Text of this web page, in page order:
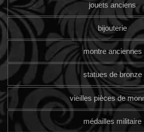
jouets anciens
bijouterie
montre anciennes
statues de bronze
vieilles pièces de
médailles militaire